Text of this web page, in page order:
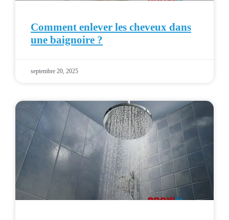
Comment enlever les cheveux dans
une baignoire ?
septembre 20, 2025